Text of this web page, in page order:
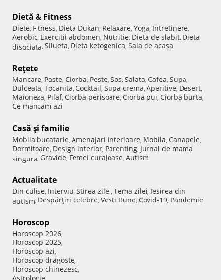
Dietă & Fitness
Diete, Fitness, Dieta Dukan, Relaxare, Yoga, Intretinere,
Aerobic, Exercitii abdomen, Nutritie, Dieta de slabit, Dieta
disociata, Silueta, Dieta ketogenica, Sala de acasa
Reţete
Mancare, Paste, Ciorba, Peste, Sos, Salata, Cafea, Supa,
Dulceata, Tocanita, Cocktail, Supa crema, Aperitive, Desert,
Maioneza, Pilaf, Ciorba perisoare, Ciorba pui, Ciorba burta,
Ce mancam azi
Casă şi familie
Mobila bucatarie, Amenajari interioare, Mobila, Canapele,
Dormitoare, Design interior, Parenting, Jurnal de mama
singura, Gravide, Femei curajoase, Autism
Actualitate
Din culise, Interviu, Stirea zilei, Tema zilei, Iesirea din
autism, Despărţiri celebre, Vesti Bune, Covid-19, Pandemie
Horoscop
Horoscop 2026,
Horoscop 2025,
Horoscop azi,
Horoscop dragoste,
Horoscop chinezesc,
Astrologie